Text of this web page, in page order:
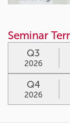
Seminar
Q3
2026
Q4
2026